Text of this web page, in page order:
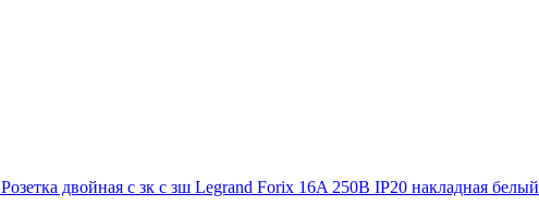
Розетка двойная с зк с зш Legrand Forix 16A 250В IP20 накладная белый